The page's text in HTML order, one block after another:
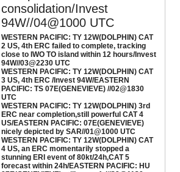
EASTERN PACIFIC: 07E(GENEVIEVE) nicely
by SAR//01@1000 UTC
01/2026 -PATRICK HOAREAU
PACIFIC: TY 12W(DOLPHIN) CAT 4
an ERC momentarily stopped a stunning
event of 80kt/24h,CAT 5 forecast within
EASTERN PACIFIC: HU 07E(GENEVIEVE)
powerful//29@1130 UTC
29/2026 -PATRICK HOAREAU
consolidation/Invest
94W//04@1000 UTC
WESTERN PACIFIC: TY 12W(DOLPHIN) CAT
2 US, 4th ERC failed to complete, tracking
close to IWO TO island within 12 hours/Invest
94W//03@2230 UTC
WESTERN PACIFIC: TY 12W(DOLPHIN) CAT
3 US, 4th ERC /Invest 94W/EASTERN
PACIFIC: TS 07E(GENEVIEVE) //02@1830
UTC
WESTERN PACIFIC: TY 12W(DOLPHIN) 3rd
ERC near completion,still powerful CAT 4
US/EASTERN PACIFIC: 07E(GENEVIEVE)
nicely depicted by SAR//01@1000 UTC
WESTERN PACIFIC: TY 12W(DOLPHIN) CAT
4 US, an ERC momentarily stopped a
stunning ERI event of 80kt/24h,CAT 5
forecast within 24h/EASTERN PACIFIC: HU